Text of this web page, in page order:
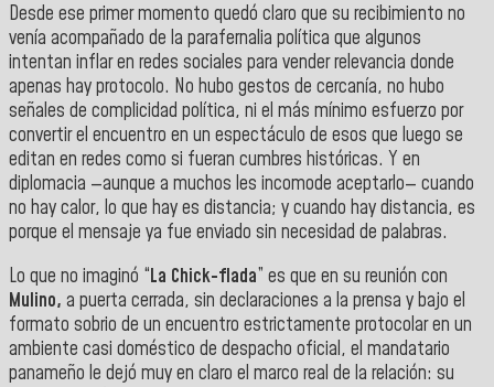
Desde ese primer momento quedó claro que su recibimiento no
venía acompañado de la parafernalia política que algunos
intentan inflar en redes sociales para vender relevancia donde
apenas hay protocolo. No hubo gestos de cercanía, no hubo
señales de complicidad política, ni el más mínimo esfuerzo por
convertir el encuentro en un espectáculo de esos que luego se
editan en redes como si fueran cumbres históricas. Y en
diplomacia —aunque a muchos les incomode aceptarlo— cuando
no hay calor, lo que hay es distancia; y cuando hay distancia, es
porque el mensaje ya fue enviado sin necesidad de palabras.
Lo que no imaginó “La Chick-flada” es que en su reunión con
Mulino, a puerta cerrada, sin declaraciones a la prensa y bajo el
formato sobrio de un encuentro estrictamente protocolar en un
ambiente casi doméstico de despacho oficial, el mandatario
panameño le dejó muy en claro el marco real de la relación: su